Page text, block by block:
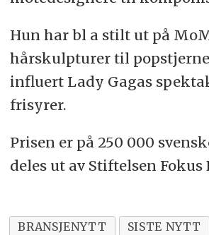
Hun har bl a stilt ut på
hårskulpturer til
influert Lady Gagas
frisyrer.
Prisen er på 250 000
deles ut av Stiftelsen Fokus
BRANSJENYTT SISTE NYTT